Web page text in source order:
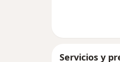
Servicios y